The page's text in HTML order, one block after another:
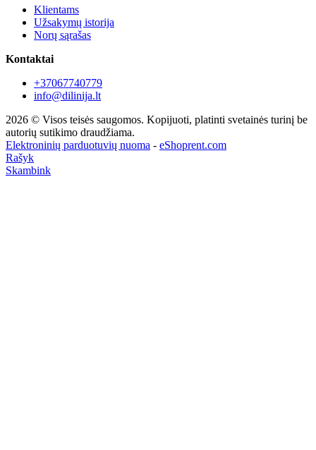
Klientams
Užsakymų istorija
Norų sąrašas
Kontaktai
+37067740779
info@dilinija.lt
2026 © Visos teisės saugomos. Kopijuoti, platinti svetainės turinį be
autorių sutikimo draudžiama.
Elektroninių parduotuvių nuoma - eShoprent.com
Rašyk
Skambink